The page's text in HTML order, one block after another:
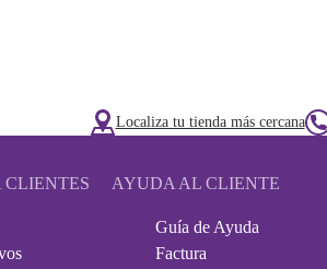
Localiza tu tienda más cercana
CLIENTES AYUDA AL CLIENTE
Guía de Ayuda
Factura